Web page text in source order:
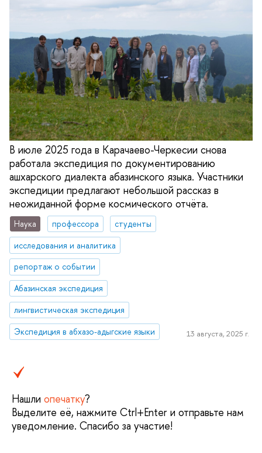
В июле 2025 года в Карачаево-Черкесии снова
работала экспедиция по документированию
ашхарского диалекта абазинского языка. Участники
экспедиции предлагают небольшой рассказ в
неожиданной форме космического отчёта.
Наука профессора
студенты
исследования и аналитика
репортаж о событии
Абазинская экспедиция
лингвистическая экспедиция
Экспедиция в абхазо-адыгские языки
13 августа, 2025 г.
Нашли опечатку?
Выделите её, нажмите Ctrl+Enter и отправьте нам
уведомление. Спасибо за участие!